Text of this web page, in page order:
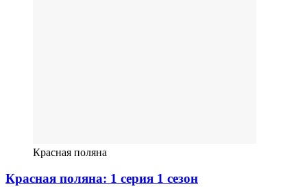
Красная поляна
Красная поляна: 1 серия 1 сезон